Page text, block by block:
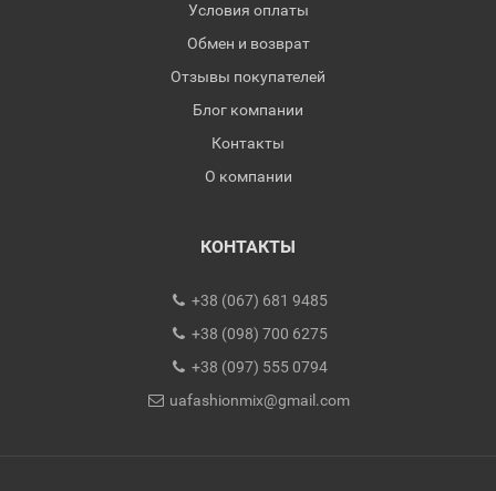
Условия оплаты
Обмен и возврат
Отзывы покупателей
Блог компании
Контакты
О компании
КОНТАКТЫ
+38 (067) 681 9485
+38 (098) 700 6275
+38 (097) 555 0794
uafashionmix@gmail.com